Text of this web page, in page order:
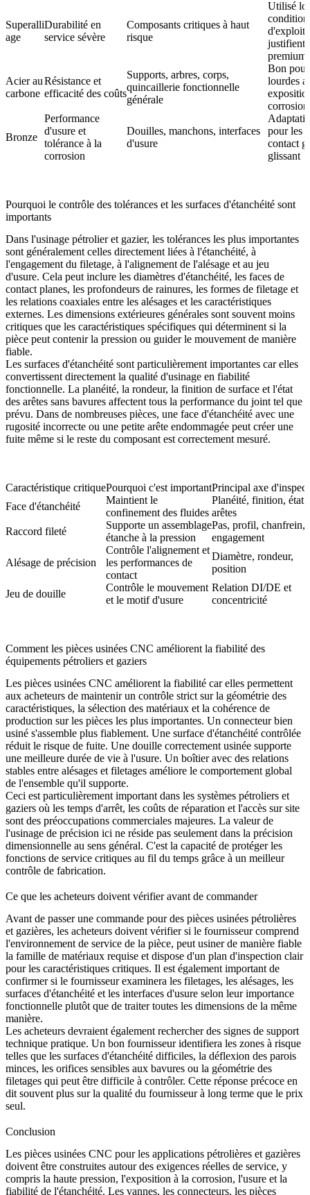
Superalli
age
Durabilité en
service sévère
Composants critiques à haut
risque
Utilisé
justifient
premium
Acier au
carbone
Résistance et
efficacité des coûts
Supports, arbres, corps,
quincaillerie fonctionnelle
générale
Bon
lourdes
Bronze
Performance
d'usure et
tolérance à la
corrosion
Douilles, manchons, interfaces
d'usure
pour les
contact
glissant
Pourquoi le contrôle des tolérances et les surfaces d'étanchéité sont
importants
Dans l'usinage pétrolier et gazier, les tolérances les plus importantes
sont généralement celles directement liées à l'étanchéité, à
l'engagement du filetage, à l'alignement de l'alésage et au jeu
d'usure. Cela peut inclure les diamètres d'étanchéité, les faces de
contact planes, les profondeurs de rainures, les formes de filetage et
les relations coaxiales entre les alésages et les caractéristiques
externes. Les dimensions extérieures générales sont souvent moins
critiques que les caractéristiques spécifiques qui déterminent si la
pièce peut contenir la pression ou guider le mouvement de manière
fiable.
Les surfaces d'étanchéité sont particulièrement importantes car elles
convertissent directement la qualité d'usinage en fiabilité
fonctionnelle. La planéité, la rondeur, la finition de surface et l'état
des arêtes sans bavures affectent tous la performance du joint tel que
prévu. Dans de nombreuses pièces, une face d'étanchéité avec une
rugosité incorrecte ou une petite arête endommagée peut créer une
fuite même si le reste du composant est correctement mesuré.
Caractéristique critiquePourquoi c'est importantPrincipal axe
Face d'étanchéité
Maintient le
confinement des fluides
Planéité, finition, état
arêtes
Raccord fileté
Supporte un assemblage
étanche à la pression
Pas, profil, chanfrein,
engagement
Alésage de précision
Contrôle l'alignement et
les performances de
contact
Diamètre, rondeur,
position
Jeu de douille
Contrôle le mouvement
et le motif d'usure
Relation DI/DE et
concentricité
Comment les pièces usinées CNC améliorent la fiabilité des
équipements pétroliers et gaziers
Les pièces usinées CNC améliorent la fiabilité car elles permettent
aux acheteurs de maintenir un contrôle strict sur la géométrie des
caractéristiques, la sélection des matériaux et la cohérence de
production sur les pièces les plus importantes. Un connecteur bien
usiné s'assemble plus fiablement. Une surface d'étanchéité contrôlée
réduit le risque de fuite. Une douille correctement usinée supporte
une meilleure durée de vie à l'usure. Un boîtier avec des relations
stables entre alésages et filetages améliore le comportement global
de l'ensemble qu'il supporte.
Ceci est particulièrement important dans les systèmes pétroliers et
gaziers où les temps d'arrêt, les coûts de réparation et l'accès sur site
sont des préoccupations commerciales majeures. La valeur de
l'usinage de précision ici ne réside pas seulement dans la précision
dimensionnelle au sens général. C'est la capacité de protéger les
fonctions de service critiques au fil du temps grâce à un meilleur
contrôle de fabrication.
Ce que les acheteurs doivent vérifier avant de commander
Avant de passer une commande pour des pièces usinées pétrolières
et gazières, les acheteurs doivent vérifier si le fournisseur comprend
l'environnement de service de la pièce, peut usiner de manière fiable
la famille de matériaux requise et dispose d'un plan d'inspection clair
pour les caractéristiques critiques. Il est également important de
confirmer si le fournisseur examinera les filetages, les alésages, les
surfaces d'étanchéité et les interfaces d'usure selon leur importance
fonctionnelle plutôt que de traiter toutes les dimensions de la même
manière.
Les acheteurs devraient également rechercher des signes de support
technique pratique. Un bon fournisseur identifiera les zones à risque
telles que les surfaces d'étanchéité difficiles, la déflexion des parois
minces, les orifices sensibles aux bavures ou la géométrie des
filetages qui peut être difficile à contrôler. Cette réponse précoce en
dit souvent plus sur la qualité du fournisseur à long terme que le prix
seul.
Conclusion
Les pièces usinées CNC pour les applications pétrolières et gazières
doivent être construites autour des exigences réelles de service, y
compris la haute pression, l'exposition à la corrosion, l'usure et la
fiabilité de l'étanchéité. Les vannes, les connecteurs, les pièces